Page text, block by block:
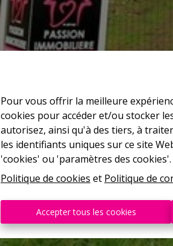
Pour vous offrir la meilleure
cookies pour accéder et/ou stocker
autorisez, ainsi qu'à des tiers, à
les identifiants uniques sur ce site
'cookies' ou 'paramètres des cookies'.
Politique de cookies et Politique de
Accepter tous les cookies